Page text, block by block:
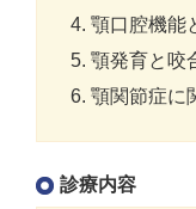
顎口腔機能
顎発育と咬
顎関節症に
診療内容